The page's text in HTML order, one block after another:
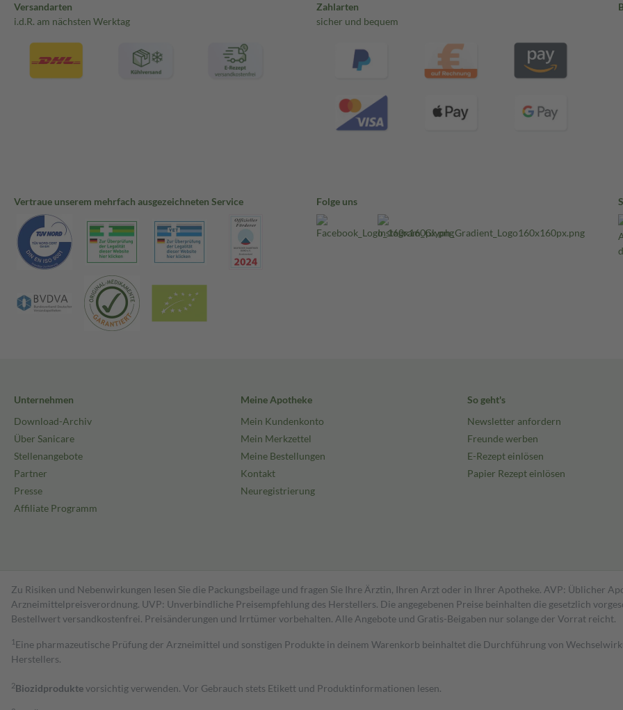
Versandarten
i.d.R. am nächsten Werktag
Zahlarten
sicher und bequem
Vertraue unserem mehrfach ausgezeichneten Service Folge uns
Unternehmen
Download-Archiv
Über Sanicare
Stellenangebote
Partner
Presse
Affiliate Programm
Meine Apotheke
Mein Kundenkonto
Mein Merkzettel
Meine Bestellungen
Kontakt
Neuregistrierung
So geht's
Newsletter anfordern
Freunde werben
E-Rezept einlösen
Papier Rezept einlösen
Zu Risiken und Nebenwirkungen lesen Sie die Packungsbeilage und fragen Sie Ihre Ärztin, Ihren Arzt oder in Ihrer Apotheke. AVP: Üblicher
Arzneimittelpreisverordnung. UVP: Unverbindliche Preisempfehlung des Herstellers. Die angegebenen Preise beinhalten die gesetzlich
Bestell­wert versand­kosten­frei. Preisänderungen und Irrtümer vorbehalten. Alle Angebote und Gratis-Beigaben nur solange der Vorrat reicht.
1 Eine pharmazeutische Prüfung der Arzneimittel und sonstigen Produkte in deinem Warenkorb beinhaltet die Durchführung von
Herstellers.
2Biozidproduktevorsichtig verwenden. Vor Gebrauch stets Etikett und Produktinformationen lesen.